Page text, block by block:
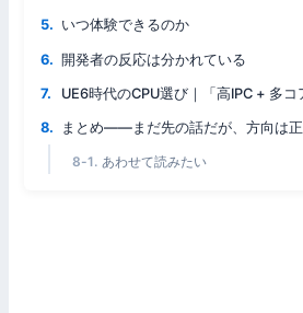
いつ体験できるのか
開発者の反応は分かれている
UE6時代のCPU選び｜「高IPC + 多
まとめ——まだ先の話だが、方向は
あわせて読みたい